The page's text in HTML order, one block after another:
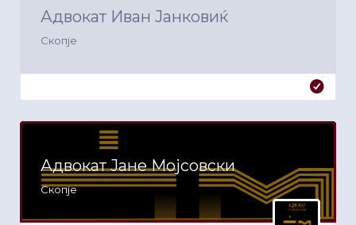
Адвокат Иван Јанковиќ
Скопје
Адвокат Јане Мојсовски
Скопје